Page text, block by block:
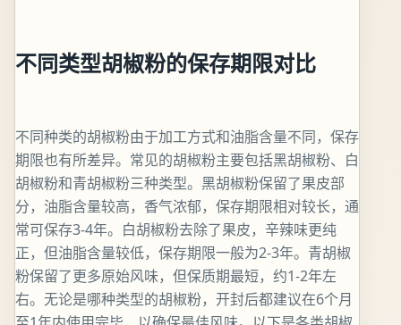
不同类型胡椒粉的保存期限对比
不同种类的胡椒粉由于加工方式和油脂含量不同，保存
期限也有所差异。常见的胡椒粉主要包括黑胡椒粉、白
胡椒粉和青胡椒粉三种类型。黑胡椒粉保留了果皮部
分，油脂含量较高，香气浓郁，保存期限相对较长，通
常可保存3-4年。白胡椒粉去除了果皮，辛辣味更纯
正，但油脂含量较低，保存期限一般为2-3年。青胡椒
粉保留了更多原始风味，但保质期最短，约1-2年左
右。无论是哪种类型的胡椒粉，开封后都建议在6个月